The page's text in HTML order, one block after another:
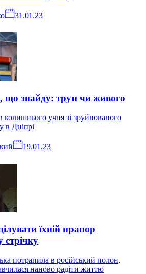
31.01.23
що знайду: труп чи живого
колишнього учня зі зруйнованого
в Дніпрі
19.01.23
їхній прапор
стрічку
потрапила в російський полон,
наново радіти життю